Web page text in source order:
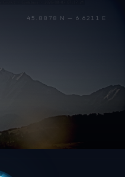
45.8878 N — 6.6211 E